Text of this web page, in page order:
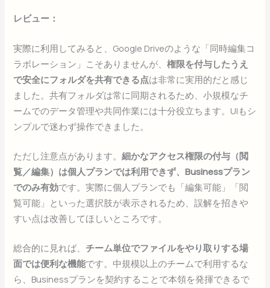
レビュー：
実際に利用してみると、Google Driveのような「同時編集コ
ラボレーション」こそありませんが、権限を付与したうえ
で安全にフォルダを共有できる点は非常に実用的だと感じ
ました。共有フォルダは常に同期されるため、小規模なチ
ームでのデータ管理や共同作業には十分役立ちます。UIもシ
ンプルで迷わず操作できました。
ただし注意点があります。細かなアクセス権限の付与（閲
覧／編集）は個人プランでは利用できず、Businessプラン
でのみ有効です。実際に個人プランでも「編集可能」「閲
覧可能」といった選択肢が表示されるため、誤解を招きや
すい点は改善してほしいところです。
総合的に見れば、チーム単位でファイルをやり取りする場
面では便利な機能です。中規模以上のチームで利用するな
ら、Businessプランを契約することで本領を発揮できるで